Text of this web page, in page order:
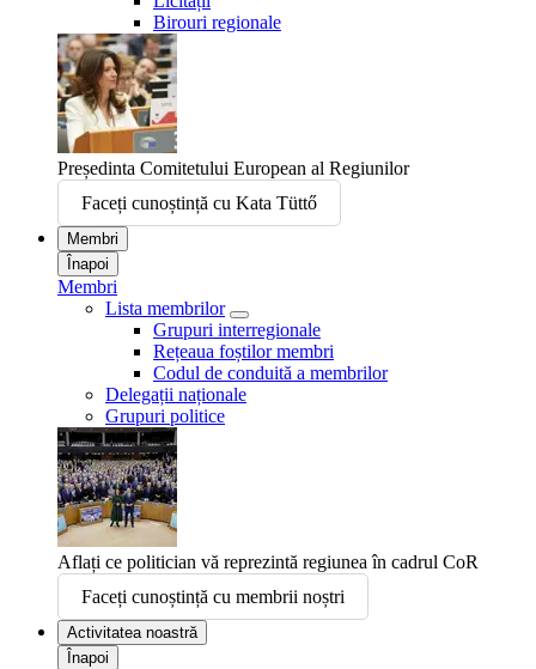
Birouri regionale
Președinta Comitetului European al Regiunilor
Faceți cunoștință cu Kata Tüttő
Membri
Înapoi
Membri
Lista membrilor
Grupuri interregionale
Rețeaua foștilor membri
Codul de conduită a membrilor
Delegații naționale
Grupuri politice
Aflați ce politician vă reprezintă regiunea în cadrul CoR
Faceți cunoștință cu membrii noștri
Activitatea noastră
Înapoi